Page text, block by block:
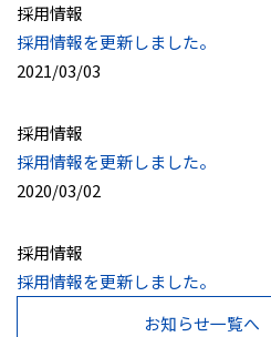
採用情報
採用情報を更新しました。
2021/03/03
採用情報
採用情報を更新しました。
2020/03/02
採用情報
採用情報を更新しました。
お知らせ一覧へ